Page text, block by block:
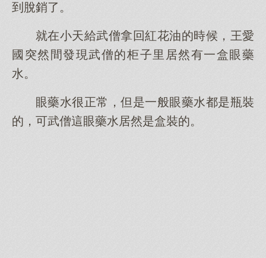
到脫銷了。
就在小天給武僧拿回紅花油的時候，王愛
國突然間發現武僧的柜子里居然有一盒眼藥
水。
眼藥水很正常，但是一般眼藥水都是瓶裝
的，可武僧這眼藥水居然是盒裝的。